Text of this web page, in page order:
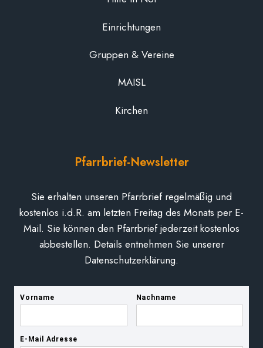
Einrichtungen
Gruppen & Vereine
MAISL
Kirchen
Pfarrbrief-Newsletter
Sie erhalten unseren Pfarrbrief regelmäßig und
kostenlos i.d.R. am letzten Freitag des Monats per E-
Mail. Sie können den Pfarrbrief jederzeit kostenlos
abbestellen. Details entnehmen Sie unserer
Datenschutzerklärung.